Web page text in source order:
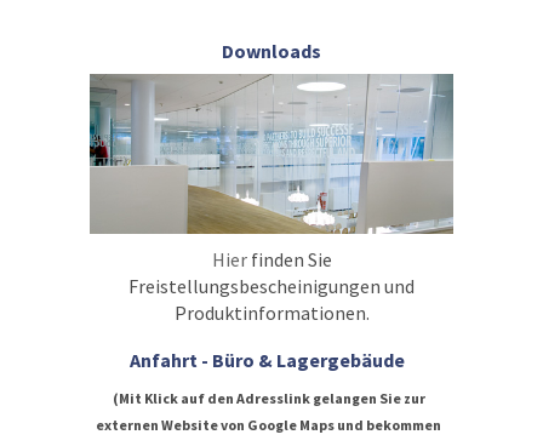
Downloads
Hierfinden Sie
Freistellungsbescheinigungen und
Produktinformationen.
Anfahrt - Büro & Lagergebäude
(Mit Klick auf den Adresslink gelangen Sie zur
externen Website von Google Maps und bekommen